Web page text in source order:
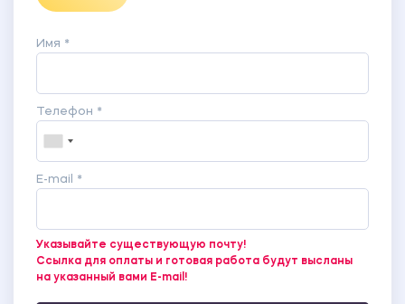
Имя *
Телефон *
E-mail *
Указывайте существующую почту!
Ссылка для оплаты и готовая работа будут высланы
на указанный вами E-mail!